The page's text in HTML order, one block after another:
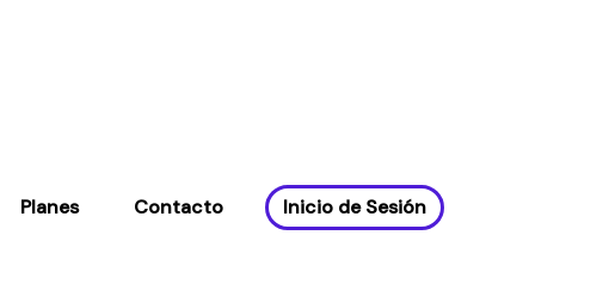
Planes Contacto Inicio de Sesión